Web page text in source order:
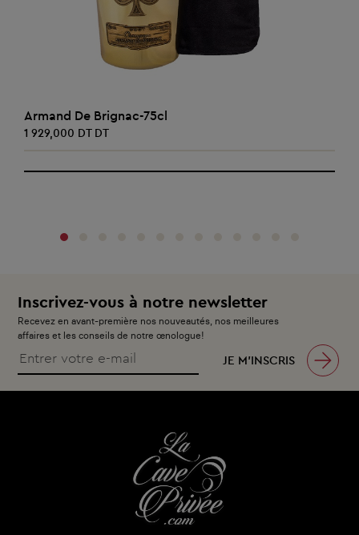
AJOUTER AU PANIER
Armand De Brignac-75cl
1 929,000 DT DT
Inscrivez-vous à notre newsletter
Recevez en avant-première nos nouveautés, nos meilleures
affaires et les conseils de notre œnologue!
JE M’INSCRIS